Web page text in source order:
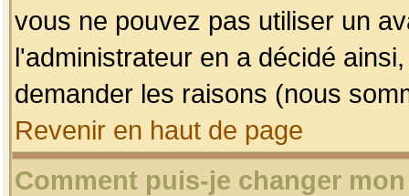
vous ne pouvez pas utiliser un
l'administrateur en a décidé
demander les raisons (nous
Revenir en haut de page
Comment puis-je changer